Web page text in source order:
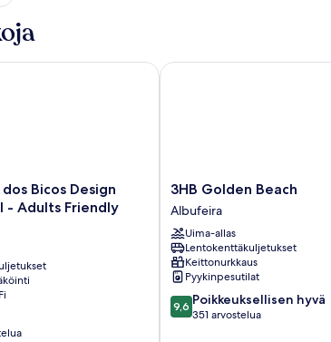
Bicos Design
- Adults Friendly
Bicos Design Beach Hotel - Adults Friendly
3HB
Golden
Beach
Albufeira
3HB Golden Beach
Albufeira
Uima-allas
Lentokenttäkuljetukset
Keittonurkkaus
Pyykinpesutilat
9.6
kautta
9,6 Poikkeuksellisen hyvä
351 arvostelua
3HB Golden Beach